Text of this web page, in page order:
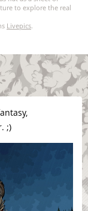
to explore the real
Livepics.
;)